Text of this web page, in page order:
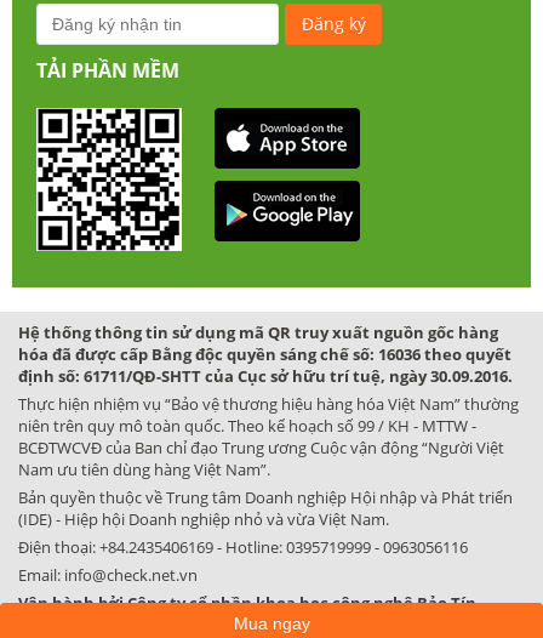
TẢI PHẦN MỀM
Hệ thống thông tin sử dụng mã QR truy xuất nguồn gốc hàng
hóa đã được cấp Bằng độc quyền sáng chế số: 16036 theo quyết
định số: 61711/QĐ-SHTT của Cục sở hữu trí tuệ, ngày 30.09.2016.
Thực hiện nhiệm vụ “Bảo vệ thương hiệu hàng hóa Việt Nam” thường
niên trên quy mô toàn quốc. Theo kế hoạch số 99 / KH - MTTW -
BCĐTWCVĐ của Ban chỉ đạo Trung ương Cuộc vận động “Người Việt
Nam ưu tiên dùng hàng Việt Nam”.
Bản quyền thuộc về Trung tâm Doanh nghiệp Hội nhập và Phát triển
(IDE) - Hiệp hội Doanh nghiệp nhỏ và vừa Việt Nam.
Điện thoại:+84.2435406169- Hotline:0395719999-0963056116
Email: info@check.net.vn
Vận hành bởi Công ty cổ phần khoa học công nghệ Bảo Tín